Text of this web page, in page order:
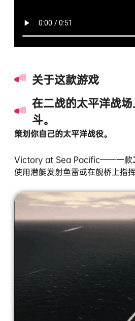
关于这款游戏
在二战的太平洋战
斗。
策划你自己的太平洋战役。
Victory at Sea Pacific——一款
使用潜艇发射鱼雷或在舰桥上指